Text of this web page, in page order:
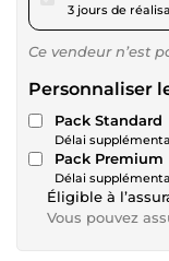
3 jours de
Ce vendeur n’est
Personnaliser
Pack Standard
Délai
Pack Premium
Délai
Éligible à
Vous pouvez